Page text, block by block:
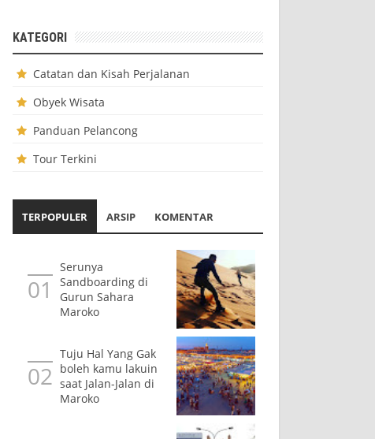
KATEGORI
Catatan dan Kisah Perjalanan
Obyek Wisata
Panduan Pelancong
Tour Terkini
TERPOPULER ARSIP KOMENTAR
Serunya
Sandboarding di
Gurun Sahara
Maroko
Tuju Hal Yang Gak
boleh kamu lakuin
saat Jalan-Jalan di
Maroko